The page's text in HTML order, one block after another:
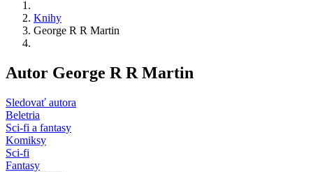
Knihy
George R R Martin
Autor George R R Martin
Sledovať autora
Beletria
Sci-fi a fantasy
Komiksy
Sci-fi
Fantasy